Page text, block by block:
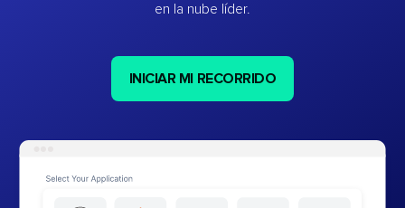
en la nube líder.
INICIAR MI RECORRIDO